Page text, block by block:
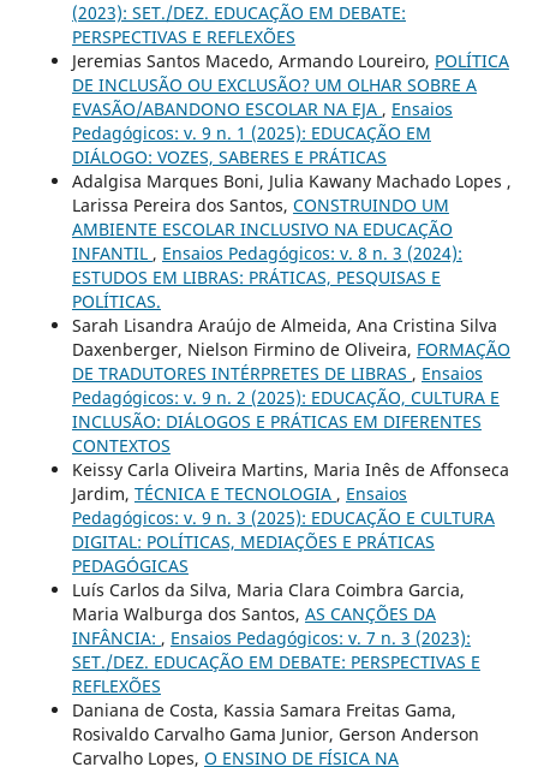
(2023): SET./DEZ. EDUCAÇÃO EM DEBATE:
PERSPECTIVAS E REFLEXÕES
Jeremias Santos Macedo, Armando Loureiro, POLÍTICA
DE INCLUSÃO OU EXCLUSÃO? UM OLHAR SOBRE A
EVASÃO/ABANDONO ESCOLAR NA EJA , Ensaios
Pedagógicos: v. 9 n. 1 (2025): EDUCAÇÃO EM
DIÁLOGO: VOZES, SABERES E PRÁTICAS
Adalgisa Marques Boni, Julia Kawany Machado Lopes ,
Larissa Pereira dos Santos, CONSTRUINDO UM
AMBIENTE ESCOLAR INCLUSIVO NA EDUCAÇÃO
INFANTIL , Ensaios Pedagógicos: v. 8 n. 3 (2024):
ESTUDOS EM LIBRAS: PRÁTICAS, PESQUISAS E
POLÍTICAS.
Sarah Lisandra Araújo de Almeida, Ana Cristina Silva
Daxenberger, Nielson Firmino de Oliveira, FORMAÇÃO
DE TRADUTORES INTÉRPRETES DE LIBRAS , Ensaios
Pedagógicos: v. 9 n. 2 (2025): EDUCAÇÃO, CULTURA E
INCLUSÃO: DIÁLOGOS E PRÁTICAS EM DIFERENTES
CONTEXTOS
Keissy Carla Oliveira Martins, Maria Inês de Affonseca
Jardim, TÉCNICA E TECNOLOGIA , Ensaios
Pedagógicos: v. 9 n. 3 (2025): EDUCAÇÃO E CULTURA
DIGITAL: POLÍTICAS, MEDIAÇÕES E PRÁTICAS
PEDAGÓGICAS
Luís Carlos da Silva, Maria Clara Coimbra Garcia,
Maria Walburga dos Santos, AS CANÇÕES DA
INFÂNCIA: , Ensaios Pedagógicos: v. 7 n. 3 (2023):
SET./DEZ. EDUCAÇÃO EM DEBATE: PERSPECTIVAS E
REFLEXÕES
Daniana de Costa, Kassia Samara Freitas Gama,
Rosivaldo Carvalho Gama Junior, Gerson Anderson
Carvalho Lopes, O ENSINO DE FÍSICA NA